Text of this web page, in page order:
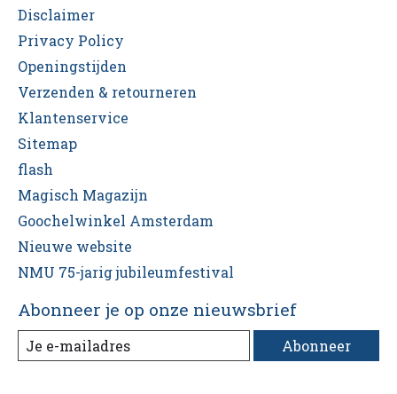
Disclaimer
Privacy Policy
Openingstijden
Verzenden & retourneren
Klantenservice
Sitemap
flash
Magisch Magazijn
Goochelwinkel Amsterdam
Nieuwe website
NMU 75-jarig jubileumfestival
Abonneer je op onze nieuwsbrief
Abonneer